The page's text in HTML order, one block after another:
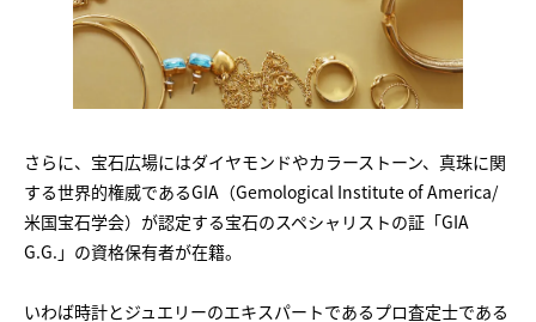
さらに、宝石広場にはダイヤモンドやカラーストーン、真珠に関
する世界的権威であるGIA（Gemological Institute of America/
米国宝石学会）が認定する宝石のスペシャリストの証「GIA
G.G.」の資格保有者が在籍。
いわば時計とジュエリーのエキスパートであるプロ査定士である